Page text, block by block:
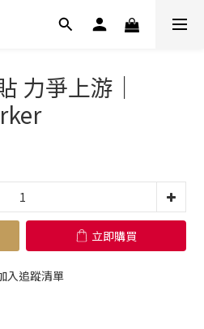
力爭上游｜
立即購買
入追蹤清單